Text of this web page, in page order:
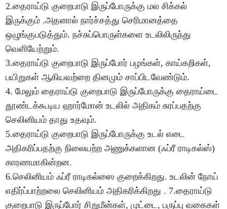
2.தைராய்டு குறைபாடு இருப்போருக்கு மல சிக்கல்
இருக்கும் .அதனால் நார்ச்சத்து செரிமானத்தை
ஒழுங்குபடுத்தும். நச்சுப்பொருள்களை உடலிலிருந்து
வெளியேற்றும்.
3.தைராய்டு குறைபாடு இருப்போர் பழங்கள், காய்கறிகள்,
பயிறுகள் ஆகியவற்றை தினமும் சாப்பிடவேண்டும்.
4. மேலும் தைராய்டு குறைபாடு இருப்போருக்கு தைராய்டை
தூண்டக்கூடிய ஹார்மோன் உடலில் அதிகம் சுரப்பதற்கு
செலினியம் தாது உதவும்.
5.தைராய்டு குறைபாடு இருப்போருக்கு உடல் எடை
அதிகரிப்பதற்கு நிலையற்ற அணுக்களான (ஃப்ரீ ராடிகல்ஸ்)
காரணமாகின்றன.
6.செலினியம் ஃப்ரீ ராடிகல்ஸை குறைக்கிறது. உடலின் நோய்
எதிர்ப்பாற்றலை செலினியம் அதிகரிக்கிறது . 7.தைராய்டு
குறைபாடு இருப்போர் சிறுமீன்கள், முட்டை, பருப்பு வகைகள்